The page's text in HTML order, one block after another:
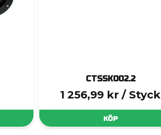
CTSSK002.2
1 256,99 kr / Styck
KÖP